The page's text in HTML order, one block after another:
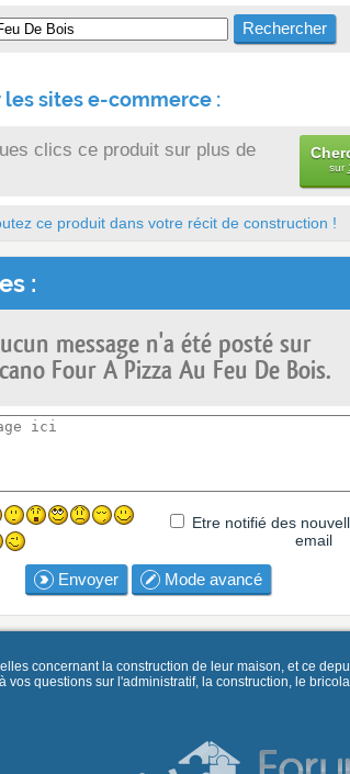
les sites e-commerce :
clics ce produit sur plus de
sur
ce produit dans votre récit de construction !
:
message n'a été posté sur
Four A Pizza Au Feu De Bois.
Etre notifié des
email
Envoyer Mode avancé
concernant la construction de leur maison, et ce
questions sur l'administratif, la construction, le